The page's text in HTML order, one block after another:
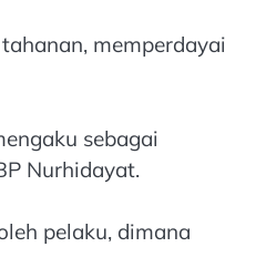
memperdayai
sebagai
Nurhidayat.
pelaku, dimana